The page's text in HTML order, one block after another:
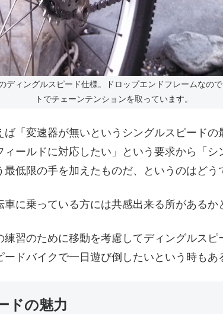
ディングルスピード仕様。ドロップエンドフレームなの
トでチェーンテンションを取っています。
「変速器が無いというシングルスピードの
ールドに対応したい」という要求から「
低限の手を加えたものだ、というのはどう
に乗っている方には共感出来る所があるか
習のために移動を考慮してディングルスピ
ドバイクで一日遊び倒したいという時もあ
ドの魅力